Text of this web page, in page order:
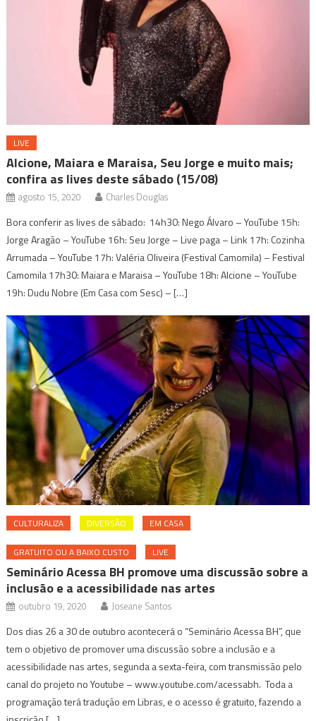
LIVE
Alcione, Maiara e Maraisa, Seu Jorge e muito mais;
confira as lives deste sábado (15/08)
agosto 15, 2020 Charles Douglas
Bora conferir as lives de sábado: 14h30: Nego Álvaro – YouTube 15h:
Jorge Aragão – YouTube 16h: Seu Jorge – Live paga – Link 17h: Cozinha
Arrumada – YouTube 17h: Valéria Oliveira (Festival Camomila) – Festival
Camomila 17h30: Maiara e Maraisa – YouTube 18h: Alcione – YouTube
19h: Dudu Nobre (Em Casa com Sesc) – […]
CULTURALIZA DIVERSÃO EM CASA
GRATUITO OU A BAIXO CUSTO LIVE
Seminário Acessa BH promove uma discussão sobre a
inclusão e a acessibilidade nas artes
outubro 19, 2020 Joseane Santos
Dos dias 26 a 30 de outubro acontecerá o “Seminário Acessa BH”, que
tem o objetivo de promover uma discussão sobre a inclusão e a
acessibilidade nas artes, segunda a sexta-feira, com transmissão pelo
canal do projeto no Youtube – www.youtube.com/acessabh. Toda a
programação terá tradução em Libras, e o acesso é gratuito, fazendo a